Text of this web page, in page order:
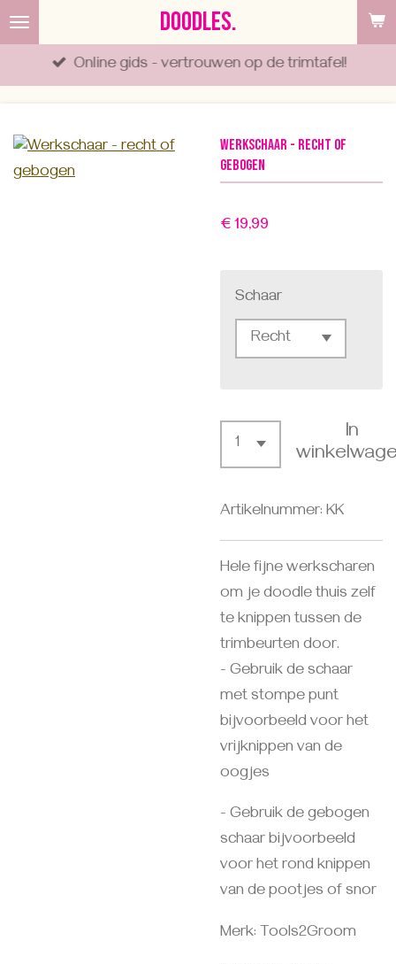
Ga
direct
DOODLES.
Online gids - vertrouwen op de trimtafel!
Werkschaar - recht of
gebogen
€ 19,99
Schaar
In
Artikelnummer: KK
Hele fijne werkscharen
om je doodle thuis zelf
te knippen tussen de
trimbeurten door.
- Gebruik de schaar
met stompe punt
bijvoorbeeld voor het
vrijknippen van de
oogjes
- Gebruik de gebogen
schaar bijvoorbeeld
voor het rond knippen
van de pootjes of snor
Merk: Tools2Groom